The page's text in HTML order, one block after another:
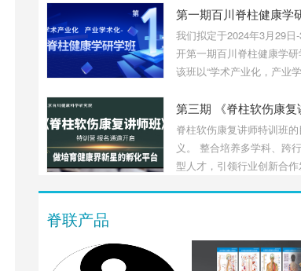
的培养和遴选一批有思想
化、有技术的脊柱健康人
结束。学员们为实现健康
到这里，为推进健康事业
进。
第一期百川脊柱健康学
我们拟定于2024年3月29日
开第一期百川脊柱健康学
该班以“学术产业化，产业
的建设完善”、“脊柱健康人
需培养”和“脊柱健康产业的
展”进行系统讲解和交流探
为发展脊柱健康事业，实
班也有意诚邀业界和跨界
的学习探讨。
脊柱软伤康复讲师特训班
义。 整合培养多学科、跨
型人才，引领行业创新合
脊联产品